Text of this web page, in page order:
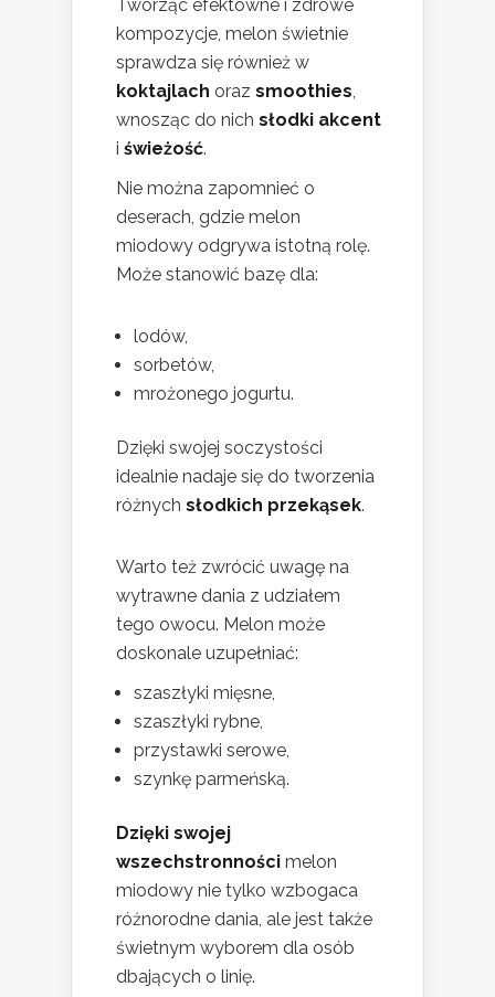
Tworząc efektowne i zdrowe
kompozycje, melon świetnie
sprawdza się również w
koktajlach oraz smoothies,
wnosząc do nich słodki akcent
i świeżość.
Nie można zapomnieć o
deserach, gdzie melon
miodowy odgrywa istotną rolę.
Może stanowić bazę dla:
lodów,
sorbetów,
mrożonego jogurtu.
Dzięki swojej soczystości
idealnie nadaje się do tworzenia
różnych słodkich przekąsek.
Warto też zwrócić uwagę na
wytrawne dania z udziałem
tego owocu. Melon może
doskonale uzupełniać:
szaszłyki mięsne,
szaszłyki rybne,
przystawki serowe,
szynkę parmeńską.
Dzięki swojej
wszechstronności melon
miodowy nie tylko wzbogaca
różnorodne dania, ale jest także
świetnym wyborem dla osób
dbających o linię.